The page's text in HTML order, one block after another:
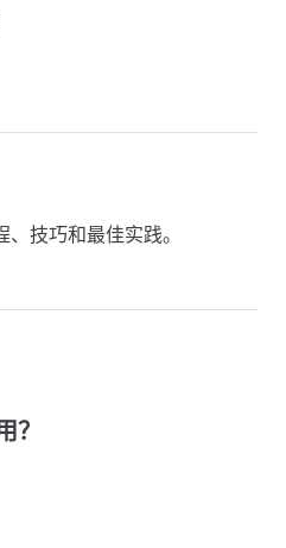
技巧和最佳实践。
？